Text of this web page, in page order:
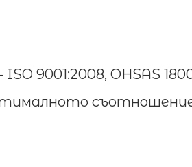
9001:2008, OHSAS